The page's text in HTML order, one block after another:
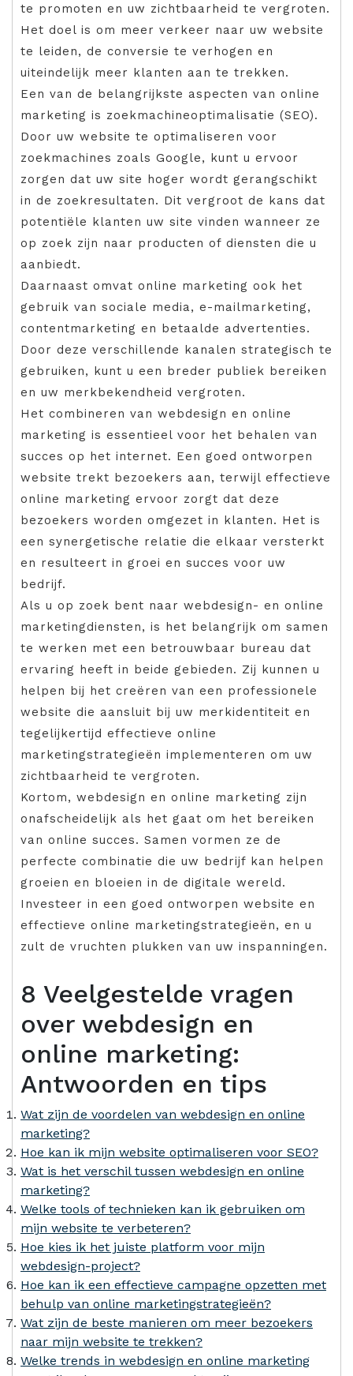
te promoten en uw zichtbaarheid te vergroten.
Het doel is om meer verkeer naar uw website
te leiden, de conversie te verhogen en
uiteindelijk meer klanten aan te trekken.
Een van de belangrijkste aspecten van online
marketing is zoekmachineoptimalisatie (SEO).
Door uw website te optimaliseren voor
zoekmachines zoals Google, kunt u ervoor
zorgen dat uw site hoger wordt gerangschikt
in de zoekresultaten. Dit vergroot de kans dat
potentiële klanten uw site vinden wanneer ze
op zoek zijn naar producten of diensten die u
aanbiedt.
Daarnaast omvat online marketing ook het
gebruik van sociale media, e-mailmarketing,
contentmarketing en betaalde advertenties.
Door deze verschillende kanalen strategisch te
gebruiken, kunt u een breder publiek bereiken
en uw merkbekendheid vergroten.
Het combineren van webdesign en online
marketing is essentieel voor het behalen van
succes op het internet. Een goed ontworpen
website trekt bezoekers aan, terwijl effectieve
online marketing ervoor zorgt dat deze
bezoekers worden omgezet in klanten. Het is
een synergetische relatie die elkaar versterkt
en resulteert in groei en succes voor uw
bedrijf.
Als u op zoek bent naar webdesign- en online
marketingdiensten, is het belangrijk om samen
te werken met een betrouwbaar bureau dat
ervaring heeft in beide gebieden. Zij kunnen u
helpen bij het creëren van een professionele
website die aansluit bij uw merkidentiteit en
tegelijkertijd effectieve online
marketingstrategieën implementeren om uw
zichtbaarheid te vergroten.
Kortom, webdesign en online marketing zijn
onafscheidelijk als het gaat om het bereiken
van online succes. Samen vormen ze de
perfecte combinatie die uw bedrijf kan helpen
groeien en bloeien in de digitale wereld.
Investeer in een goed ontworpen website en
effectieve online marketingstrategieën, en u
zult de vruchten plukken van uw inspanningen.
8 Veelgestelde vragen
over webdesign en
online marketing:
Antwoorden en tips
Wat zijn de voordelen van webdesign en online
marketing?
Hoe kan ik mijn website optimaliseren voor SEO?
Wat is het verschil tussen webdesign en online
marketing?
Welke tools of technieken kan ik gebruiken om
mijn website te verbeteren?
Hoe kies ik het juiste platform voor mijn
webdesign-project?
Hoe kan ik een effectieve campagne opzetten met
behulp van online marketingstrategieën?
Wat zijn de beste manieren om meer bezoekers
naar mijn website te trekken?
Welke trends in webdesign en online marketing